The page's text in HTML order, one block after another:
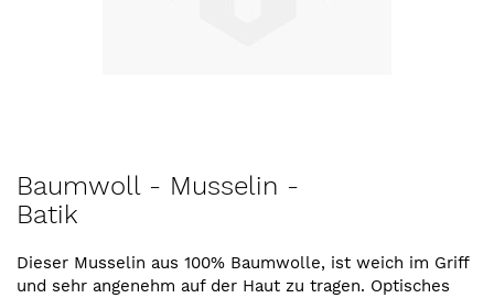
Anfang
der
springen
Baumwoll - Musselin -
Batik
Dieser Musselin aus 100% Baumwolle, ist weich im Griff
und sehr angenehm auf der Haut zu tragen. Optisches